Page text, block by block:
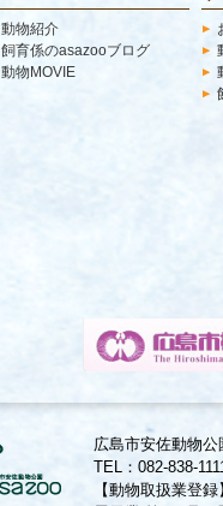
動物紹介
飼育係のasazooブログ
動物MOVIE
広島市安佐動物
TEL：082-838-
【動物取扱業登